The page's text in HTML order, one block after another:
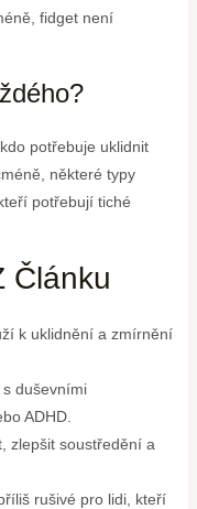
fidget není
potřebuje uklidnit
některé typy
potřebují tiché
Článku
k uklidnění a zmírnění
duševními
ADHD.
zlepšit soustředění a
rušivé pro lidi, kteří